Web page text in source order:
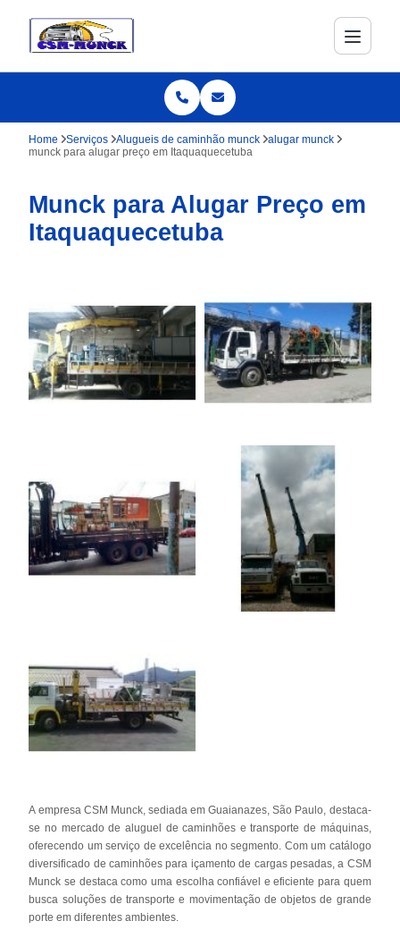
Home Serviços Alugueis de caminhão munck
alugar munck
munck para alugar preço em Itaquaquecetuba
Munck para Alugar Preço em
Itaquaquecetuba
A empresa CSM Munck, sediada em Guaianazes, São Paulo, destaca-
se no mercado de aluguel de caminhões e transporte de máquinas,
oferecendo um serviço de excelência no segmento. Com um catálogo
diversificado de caminhões para içamento de cargas pesadas, a CSM
Munck se destaca como uma escolha confiável e eficiente para quem
busca soluções de transporte e movimentação de objetos de grande
porte em diferentes ambientes.